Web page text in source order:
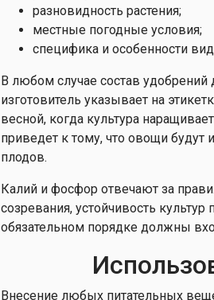
разновидность растения;
местные погодные условия;
специфика и особенности
В любом случае состав
изготовитель указывает на
весной, когда культура
приведет к тому, что овощи
плодов.
Калий и фосфор отвечают за
созревания, устойчивость
обязательном порядке должны
Внесение любых питательных